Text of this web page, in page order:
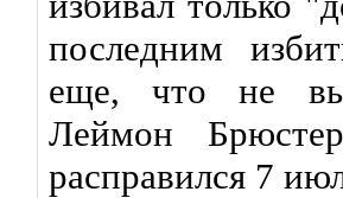
последним
еще, что не
Леймон
расправился 7